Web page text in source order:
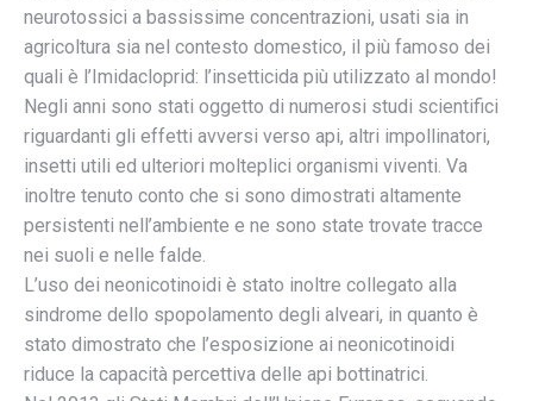
neurotossici a bassissime concentrazioni, usati sia in
agricoltura sia nel contesto domestico, il più famoso dei
quali è l’Imidacloprid: l’insetticida più utilizzato al mondo!
Negli anni sono stati oggetto di numerosi studi scientifici
riguardanti gli effetti avversi verso api, altri impollinatori,
insetti utili ed ulteriori molteplici organismi viventi. Va
inoltre tenuto conto che si sono dimostrati altamente
persistenti nell’ambiente e ne sono state trovate tracce
nei suoli e nelle falde.
L’uso dei neonicotinoidi è stato inoltre collegato alla
sindrome dello spopolamento degli alveari, in quanto è
stato dimostrato che l’esposizione ai neonicotinoidi
riduce la capacità percettiva delle api bottinatrici.